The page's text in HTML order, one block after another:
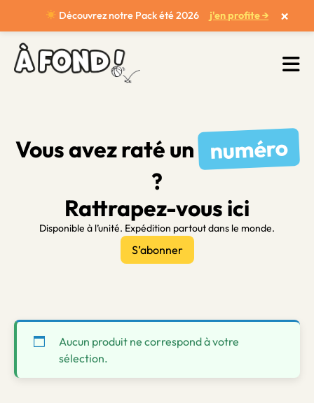
Découvrez notre Pack été 2026 j'en profite → ×
Vous avez raté un numéro
?
Rattrapez-vous ici
Disponible à l’unité. Expédition partout dans le monde.
S’abonner
Aucun produit ne correspond à votre
sélection.